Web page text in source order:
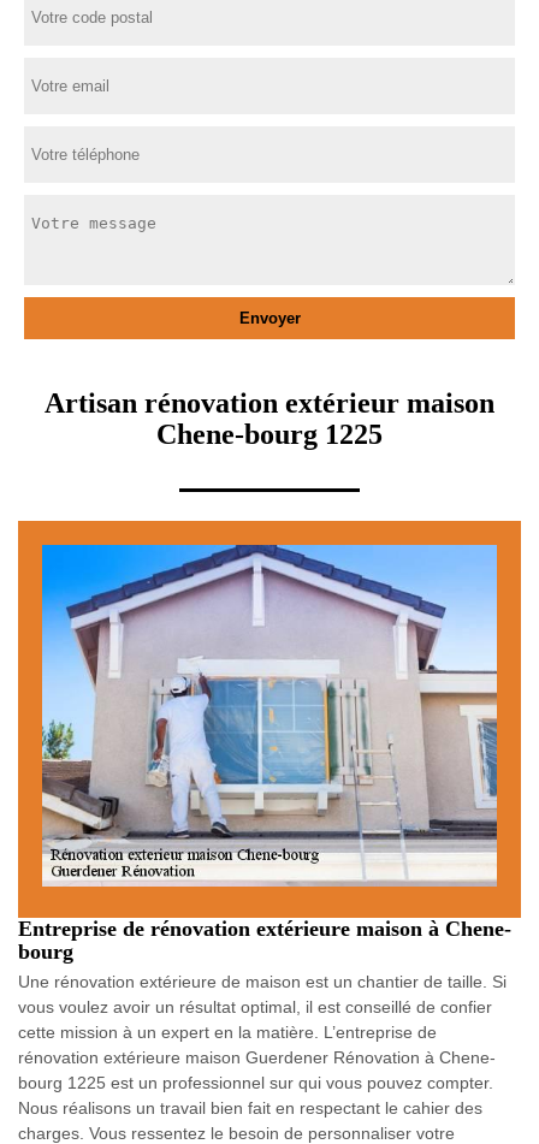
Artisan rénovation extérieur maison
Chene-bourg 1225
Entreprise de rénovation extérieure maison à Chene-
bourg
Une rénovation extérieure de maison est un chantier de taille. Si
vous voulez avoir un résultat optimal, il est conseillé de confier
cette mission à un expert en la matière. L’entreprise de
rénovation extérieure maison Guerdener Rénovation à Chene-
bourg 1225 est un professionnel sur qui vous pouvez compter.
Nous réalisons un travail bien fait en respectant le cahier des
charges. Vous ressentez le besoin de personnaliser votre